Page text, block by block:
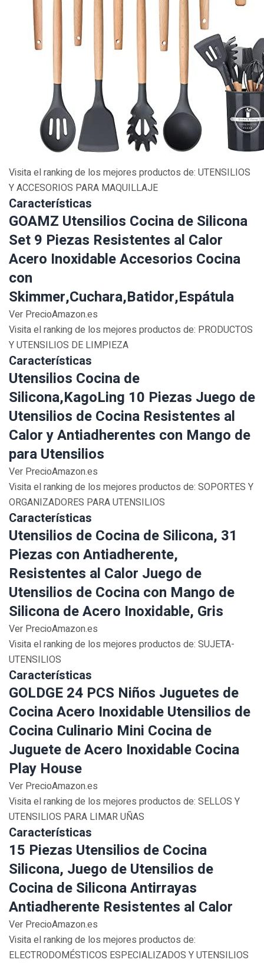
Visita el ranking de los mejores productos de: UTENSILIOS
Y ACCESORIOS PARA MAQUILLAJE
Características
GOAMZ Utensilios Cocina de Silicona
Set 9 Piezas Resistentes al Calor
Acero Inoxidable Accesorios Cocina
con
Skimmer,Cuchara,Batidor,Espátula
Ver PrecioAmazon.es
Visita el ranking de los mejores productos de: PRODUCTOS
Y UTENSILIOS DE LIMPIEZA
Características
Utensilios Cocina de
Silicona,KagoLing 10 Piezas Juego de
Utensilios de Cocina Resistentes al
Calor y Antiadherentes con Mango de
para Utensilios
Ver PrecioAmazon.es
Visita el ranking de los mejores productos de: SOPORTES Y
ORGANIZADORES PARA UTENSILIOS
Características
Utensilios de Cocina de Silicona, 31
Piezas con Antiadherente,
Resistentes al Calor Juego de
Utensilios de Cocina con Mango de
Silicona de Acero Inoxidable, Gris
Ver PrecioAmazon.es
Visita el ranking de los mejores productos de: SUJETA-
UTENSILIOS
Características
GOLDGE 24 PCS Niños Juguetes de
Cocina Acero Inoxidable Utensilios de
Cocina Culinario Mini Cocina de
Juguete de Acero Inoxidable Cocina
Play House
Ver PrecioAmazon.es
Visita el ranking de los mejores productos de: SELLOS Y
UTENSILIOS PARA LIMAR UÑAS
Características
15 Piezas Utensilios de Cocina
Silicona, Juego de Utensilios de
Cocina de Silicona Antirrayas
Antiadherente Resistentes al Calor
Ver PrecioAmazon.es
Visita el ranking de los mejores productos de:
ELECTRODOMÉSTICOS ESPECIALIZADOS Y UTENSILIOS